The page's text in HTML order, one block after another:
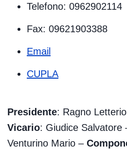
Telefono: 0962902114
Fax: 09621903388
Email
CUPLA
Presidente: Ragno
Vicario: Giudice Salvatore
Venturino Mario –